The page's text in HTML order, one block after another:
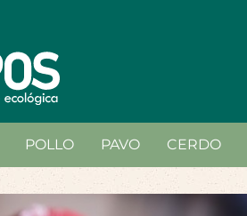
POLLO PAVO CERDO